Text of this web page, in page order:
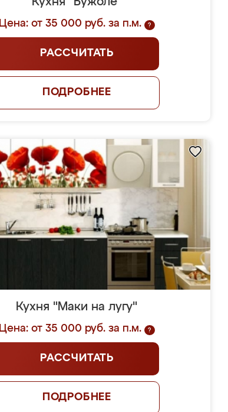
Цена: от 35 000 руб. за п.м. ?
РАССЧИТАТЬ
ПОДРОБНЕЕ
Кухня "Маки на лугу"
Цена: от 35 000 руб. за п.м. ?
РАССЧИТАТЬ
ПОДРОБНЕЕ